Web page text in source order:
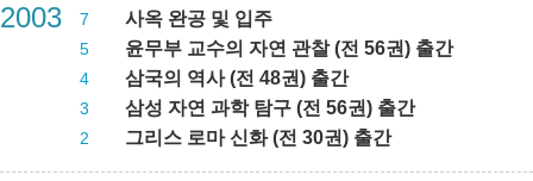
2003 7 사옥 완공 및 입주
5 윤무부 교수의 자연 관찰 (전 56권) 출간
4 삼국의 역사 (전 48권) 출간
3 삼성 자연 과학 탐구 (전 56권) 출간
2 그리스 로마 신화 (전 30권) 출간